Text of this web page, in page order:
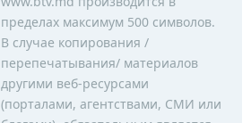
пределах максимум 500 символов.
В случае копирования /
перепечатывания/ материалов
другими веб-ресурсами
(порталами, агентствами, СМИ или